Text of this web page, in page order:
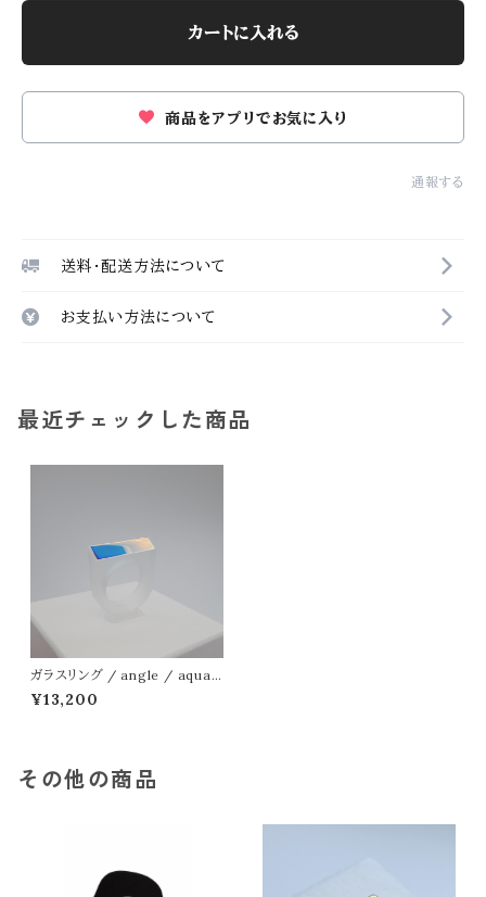
カートに入れる
商品をアプリでお気に入り
通報する
送料・配送方法について
お支払い方法について
最近チェックした商品
ガラスリング / angle / aqua
blue-pink
¥13,200
その他の商品